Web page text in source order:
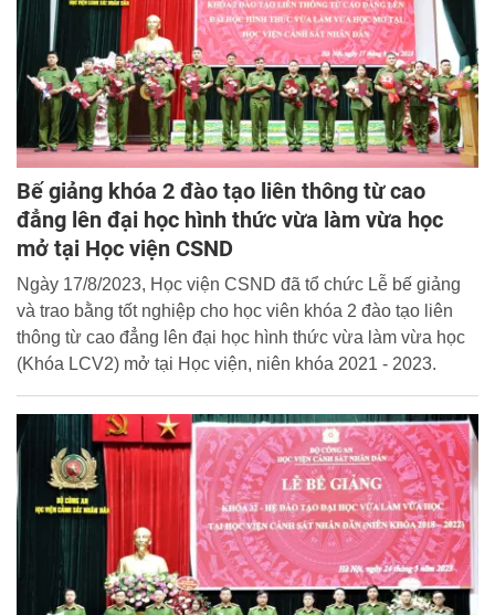
Bế giảng khóa 2 đào tạo liên thông từ cao
đẳng lên đại học hình thức vừa làm vừa học
mở tại Học viện CSND
Ngày 17/8/2023, Học viện CSND đã tổ chức Lễ bế giảng
và trao bằng tốt nghiệp cho học viên khóa 2 đào tạo liên
thông từ cao đẳng lên đại học hình thức vừa làm vừa học
(Khóa LCV2) mở tại Học viện, niên khóa 2021 - 2023.